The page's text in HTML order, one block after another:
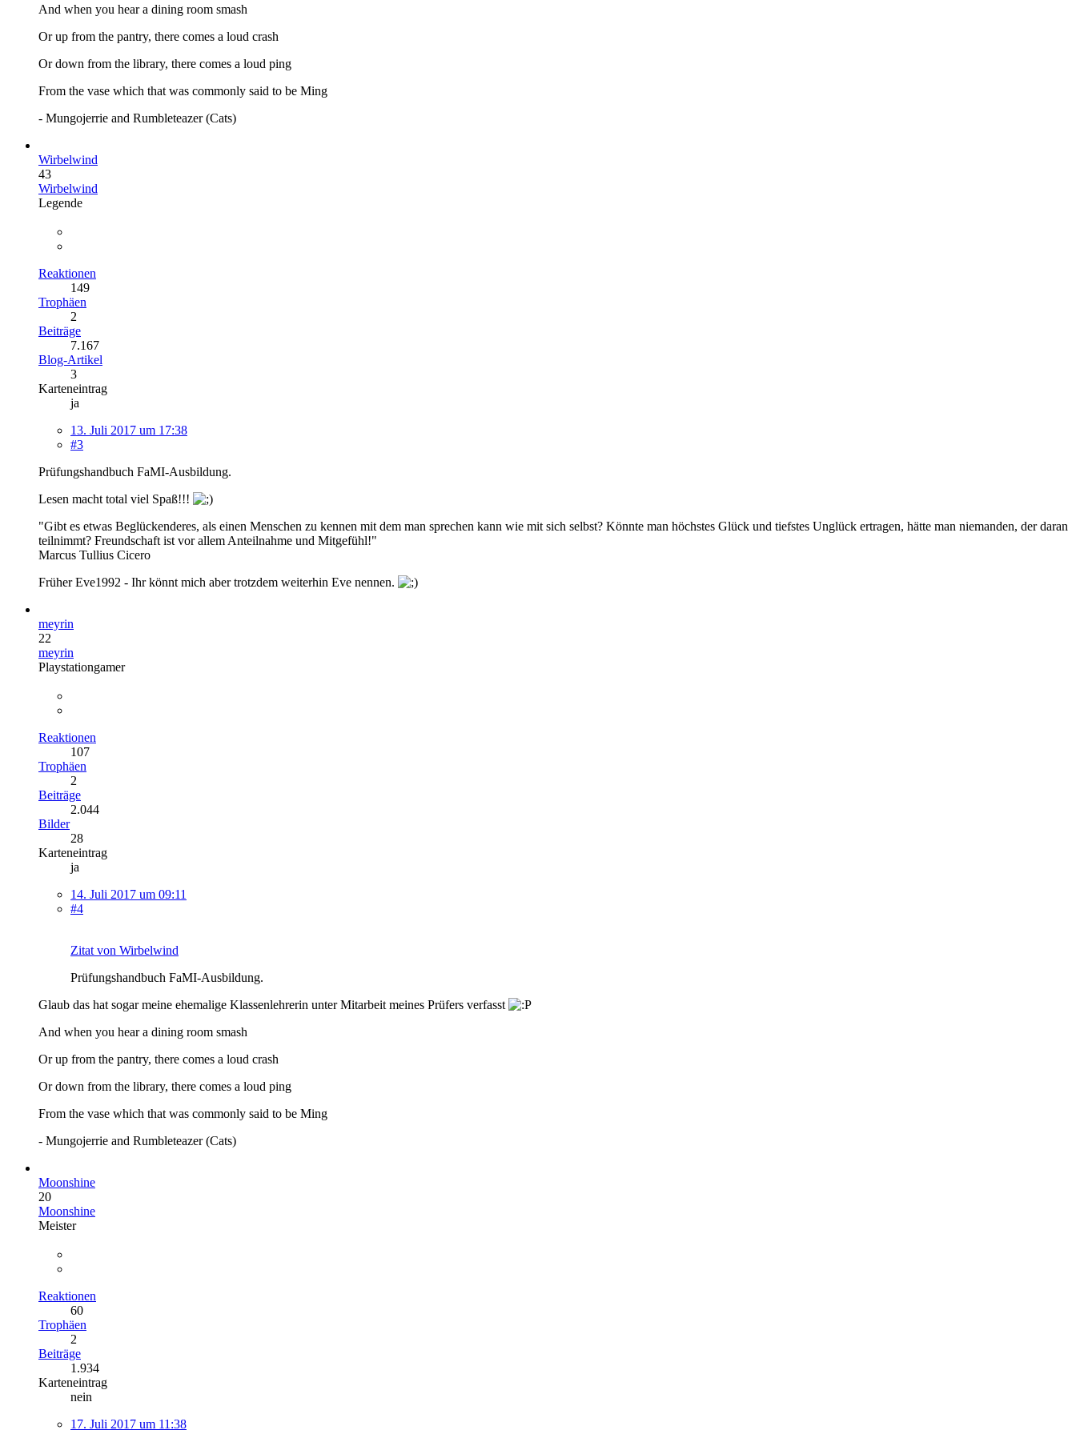
And when you hear a dining room smash
Or up from the pantry, there comes a loud crash
Or down from the library, there comes a loud ping
From the vase which that was commonly said to be Ming
- Mungojerrie and Rumbleteazer (Cats)
Wirbelwind
43
Wirbelwind
Legende
Reaktionen
149
Trophäen
2
Beiträge
7.167
Blog-Artikel
3
Karteneintrag
ja
13. Juli 2017 um 17:38
#3
Prüfungshandbuch FaMI-Ausbildung.
Lesen macht total viel Spaß!!!
"Gibt es etwas Beglückenderes, als einen Menschen zu kennen mit dem man sprechen kann wie mit sich selbst? Könnte man höchstes Glück und tiefstes Unglück ertragen, hätte man niemanden, der daran
teilnimmt? Freundschaft ist vor allem Anteilnahme und Mitgefühl!"
Marcus Tullius Cicero
Früher Eve1992 - Ihr könnt mich aber trotzdem weiterhin Eve nennen.
meyrin
22
meyrin
Playstationgamer
Reaktionen
107
Trophäen
2
Beiträge
2.044
Bilder
28
Karteneintrag
ja
14. Juli 2017 um 09:11
#4
Zitat von Wirbelwind
Prüfungshandbuch FaMI-Ausbildung.
Glaub das hat sogar meine ehemalige Klassenlehrerin unter Mitarbeit meines Prüfers verfasst
And when you hear a dining room smash
Or up from the pantry, there comes a loud crash
Or down from the library, there comes a loud ping
From the vase which that was commonly said to be Ming
- Mungojerrie and Rumbleteazer (Cats)
Moonshine
20
Moonshine
Meister
Reaktionen
60
Trophäen
2
Beiträge
1.934
Karteneintrag
nein
17. Juli 2017 um 11:38